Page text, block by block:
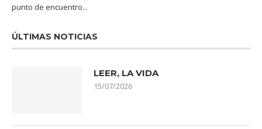
punto de encuentro...
ÚLTIMAS NOTICIAS
LEER, LA VIDA
15/07/2026